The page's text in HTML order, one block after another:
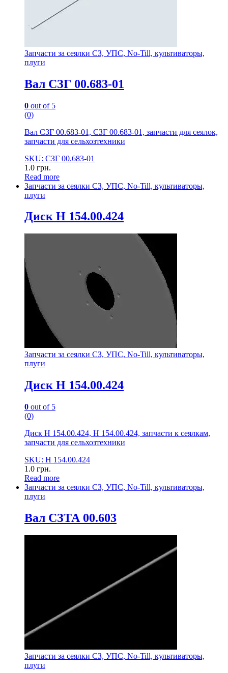
Запчасти за сеялки СЗ, УПС, No-Till, культиваторы,
плуги
Вал СЗГ 00.683-01
0 out of 5
(0)
Вал СЗГ 00.683-01, СЗГ 00.683-01, запчасти для сеялок,
запчасти для сельхозтехники
SKU: СЗГ 00.683-01
1.0 грн.
Read more
Запчасти за сеялки СЗ, УПС, No-Till, культиваторы,
плуги
Диск Н 154.00.424
Запчасти за сеялки СЗ, УПС, No-Till, культиваторы,
плуги
Диск Н 154.00.424
0 out of 5
(0)
Диск Н 154.00.424, Н 154.00.424, запчасти к сеялкам,
запчасти для сельхозтехники
SKU: Н 154.00.424
1.0 грн.
Read more
Запчасти за сеялки СЗ, УПС, No-Till, культиваторы,
плуги
Вал СЗТА 00.603
Запчасти за сеялки СЗ, УПС, No-Till, культиваторы,
плуги